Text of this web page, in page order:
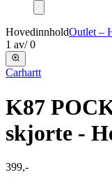
HovedinnholdOutlet –
1 av/ 0
Carhartt
K87
skjorte -
399,-